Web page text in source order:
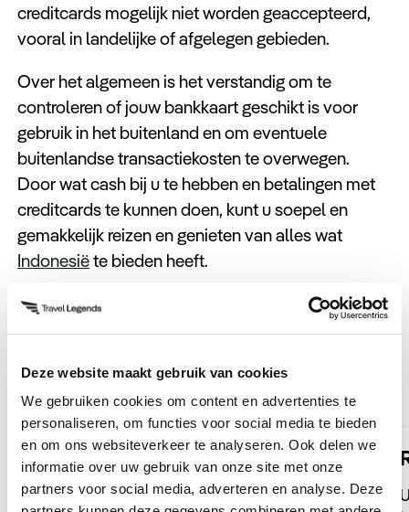
Deze website maakt gebruik van cookies
We gebruiken cookies om content en advertenties te
personaliseren, om functies voor social media te bieden
en om ons websiteverkeer te analyseren. Ook delen we
informatie over uw gebruik van onze site met onze
partners voor social media, adverteren en analyse. Deze
creditcards mogelijk niet worden geaccepteerd,
vooral in landelijke of afgelegen gebieden.
Over het algemeen is het verstandig om te
controleren of jouw bankkaart geschikt is voor
gebruik in het buitenland en om eventuele
buitenlandse transactiekosten te overwegen.
Door wat cash bij u te hebben en betalingen met
creditcards te kunnen doen, kunt u soepel en
gemakkelijk reizen en genieten van alles wat
Indonesiëte bieden heeft.
Onze reizen naar Indonesië
Luxe Rondreis Indonesië
Ervaar het betoverende Indonesië met deze